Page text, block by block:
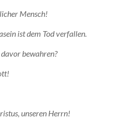
Mensch!
ist dem Tod verfallen.
bewahren?
unseren Herrn!